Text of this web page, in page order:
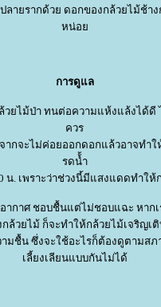
ลายรากด้วย ดอกของกล้วยไม้ช้า
หน่อ
การดูแล
วยไม้ป่า ทนต่อความแห้งแล้งได้
ควร
กจะไม่ค่อยออกดอกแล้วอาจทำใ
รดน้้ำ
น. เพราะว่าช่วงนี้มีแสงแดดทำให้
อากาศ ชอบชื้นแต่ไม่ชอบแฉะ หาก
ล้วยไม้ ก็จะทำให้กล้วยไม้เจริญเ
ามชื้น ซึ่งจะใช้อะไรก็ต้องดูตามส
เลี้ยงเลียนแบบกันไม่ได้